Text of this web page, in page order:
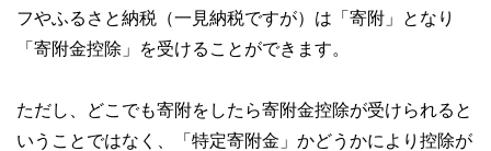
フやふるさと納税（一見納税ですが）は「寄附」となり
「寄附金控除」を受けることができます。
ただし、どこでも寄附をしたら寄附金控除が受けられると
いうことではなく、「特定寄附金」かどうかにより控除が